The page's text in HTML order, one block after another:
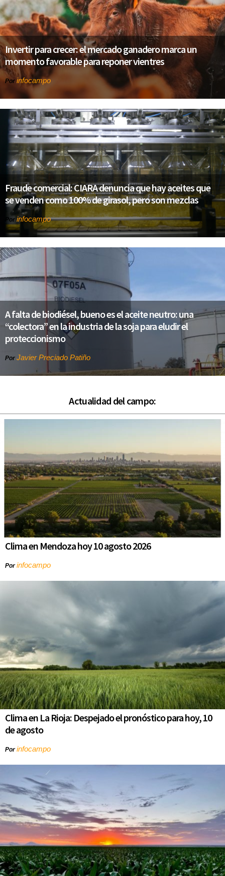
Invertir para crecer: el mercado ganadero marca un
momento favorable para reponer vientres
Por infocampo
Fraude comercial: CIARA denuncia que hay aceites que
se venden como 100% de girasol, pero son mezclas
Por infocampo
A falta de biodiésel, bueno es el aceite neutro: una
“colectora” en la industria de la soja para eludir el
proteccionismo
Por Javier Preciado Patiño
Actualidad del campo:
Clima en Mendoza hoy 10 agosto 2026
Porinfocampo
Clima en La Rioja: Despejado el pronóstico para hoy, 10
de agosto
Porinfocampo